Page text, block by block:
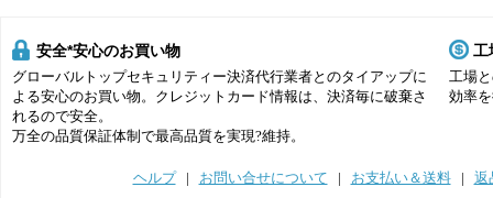
安全*安心のお買い物
グローバルトップセキュリティー決済代行業者とのタイアップに
よる安心のお買い物。クレジットカード情報は、決済毎に破棄さ
れるので安全。
万全の品質保証体制で最高品質を実現?維持。
工
工場
効率
ヘルプ | お問い合せについて | お支払い＆送料 | 返